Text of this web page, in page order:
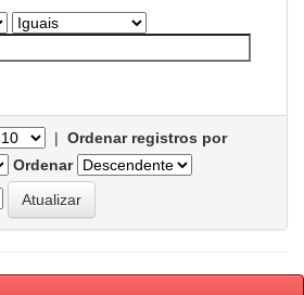
| Ordenar registros por
Ordenar